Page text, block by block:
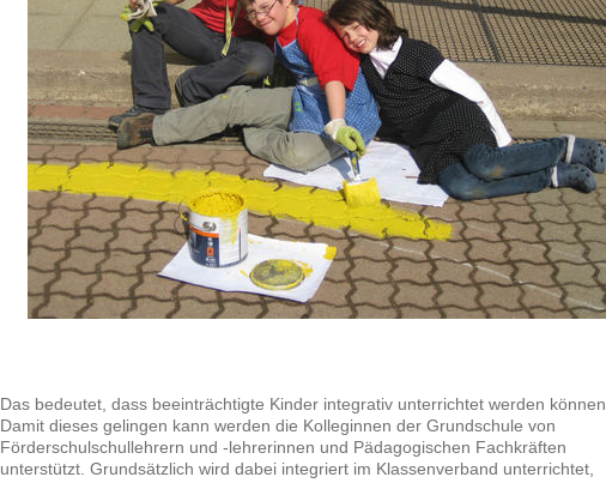
Das bedeutet, dass beeinträchtigte Kinder integrativ unterrichtet werden können.
Damit dieses gelingen kann werden die Kolleginnen der Grundschule von
Förderschulschullehrern und -lehrerinnen und Pädagogischen Fachkräften
unterstützt. Grundsätzlich wird dabei integriert im Klassenverband unterrichtet,